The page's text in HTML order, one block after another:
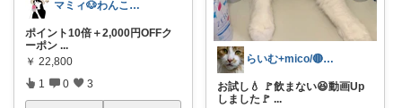
マミィ🐶わんこと暮らす｜お得情報係
ポイント10倍＋2,000円OFFク
ーポン ...
￥ 22,800
1 0 3
らいむ+mico/🔴元気玉送るよ😸
お試し💧 🚩飲まない😆動画Up
しました🚩 ...